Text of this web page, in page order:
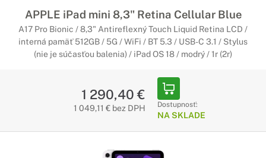
APPLE iPad mini 8,3" Retina Cellular Blue
A17 Pro Bionic / 8,3" Antireflexný Touch Liquid Retina LCD /
interná pamäť 512GB / 5G / WiFi / BT 5.3 / USB-C 3.1 / Stylus
(nie je súčasťou balenia) / iPad OS 18 / modrý / 1r (2r)
1 290,40 €
1 049,11 € bez DPH Dostupnosť:
NA SKLADE